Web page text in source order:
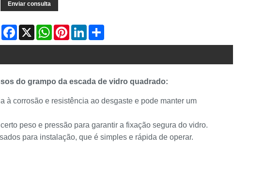
Enviar consulta
Facebook
X WhatsAppPinterestLinkedInShare
do grampo da escada de vidro quadrado:
à corrosão e resistência ao desgaste e pode manter um
peso e pressão para garantir a fixação segura do vidro.
para instalação, que é simples e rápida de operar.